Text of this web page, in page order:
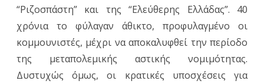
“Ριζοσπάστη” και της “Ελεύθερης Ελλάδας”. 40
χρόνια το φύλαγαν άθικτο, προφυλαγμένο οι
κομμουνιστές, μέχρι να αποκαλυφθεί την περίοδο
της μεταπολεμικής αστικής νομιμότητας.
Δυστυχώς όμως, οι κρατικές υποσχέσεις για